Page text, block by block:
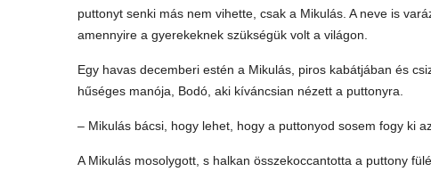
puttonyt senki más nem vihette, csak a Mikulás. A neve is
amennyire a gyerekeknek szükségük volt a világon.
Egy havas decemberi estén a Mikulás, piros kabátjában és
hűséges manója, Bodó, aki kíváncsian nézett a puttonyra.
– Mikulás bácsi, hogy lehet, hogy a puttonyod sosem fogy ki
A Mikulás mosolygott, s halkan összekoccantotta a puttony